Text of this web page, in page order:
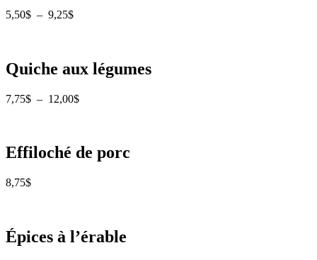
5,50$ – 9,25$Plage
à
9,25$
Quiche aux légumes
7,75$ – 12,00$Plage
à
12,00$
Effiloché de porc
8,75$
Épices à l’érable